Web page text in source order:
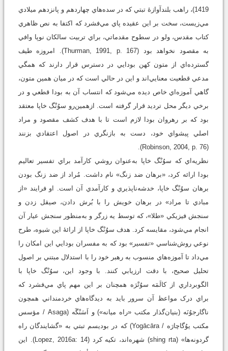
1419)، راهب بلندآوازۀ تبتي که در سده‌هاي چهاردهم و پانزدهم ميلادي
مي‌زيست، سخت بر اين عقيده پاي مي‌فشرد که اکتفا به نص ظاهري
کتاب مقدس، ولو در سطوح مقدماتي، براي تربيت سالکان نوپا وافي
به مقصود نخواهد بود (Thurman, 1991, p. 167). امروزه طيف
گسترده‌اي از متون کهن بودايي در دسترس قرار دارند که همگي
مدعي قطعيت معنايي‌اند و اين در حالي است که در ميان همين متون،
گاهي آموزه‌اي خاص ديده مي‌شود که انتساب آن به بودا قطعي و در
برخي ديگر محل ترديد قرار گرفته است. ازهمين‌رو سوُنْگ خاپا معتقد
بود که بر رهروان بودا لازم است تا با هدف کشف مقصود و مراد
اصلي پيشواي خود، دست به بازنگري در اصول اعتقادي بزنند
(Robinson, 2004, p. 76).
نظريه‌اي که سوُنْگ خاپا به‌عنوان روشي کارآمد براي تفسير تعاليم
بودا ارائه کرد، «برهان ضد زنگ» نام داشت. مُراد از ضد زنگ بودن
برهان سوُنْگ خاپا، خدشه‌ناپذيري و کارآمدي آن است. او فرايند «از
مبادي تا مراد» در برهان خويش را با بُرش دادن، صيقل زدن و
سنجش فيزيکي «طلا»، که توسط يه زرگر و به‌منظور سنجش عيار آن
انجام مي‌شود، مقايسه کرد. هدف سوُنْگ خاپا از ارائۀ اين شيوه، طرح
نوعي روش‌شناسي «تفسير» بود که به مفسران بودايي اين امکان را
مي‌داد تا آموزه‌هاي منسوب به رهبر خود را با استدلال مبتني بر اصول
تحليل صحيح، با دقت ارزيابي کنند. با وجود اين، سوُنْگ خاپا با
الگوبرداري از کالَمَه سوُتْرَه همچنان بر اين مهم پاي مي‌فشرد که
براي درک مواعظ آن سرور بايد به ديدگاه‌هاي خردمنداني همچون
ناگارجوُنَه (بنيان‌گذار مکتب «راه ميانه») و اَسَنْگَه (Asaga / مؤسس
مکتب يوُگاچارَه / Yogācāra) که در بوديسم تبتي به «گشايندگان راه
گردونه‌ها» (shing rta) شهره‌اند، تکيه کرد (Lopez, 2016a: 14). اين